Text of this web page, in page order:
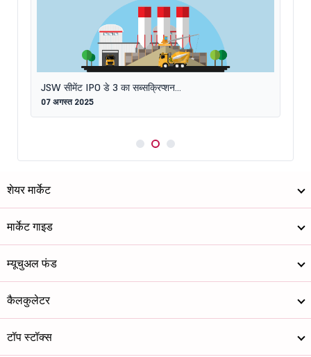
JSW सीमेंट IPO डे 3 का सब्सक्रिप्शन...
07 अगस्त 2025
शेयर मार्केट
मार्केट गाइड
म्यूचुअल फंड
कैलकुलेटर
टॉप स्टॉक्स